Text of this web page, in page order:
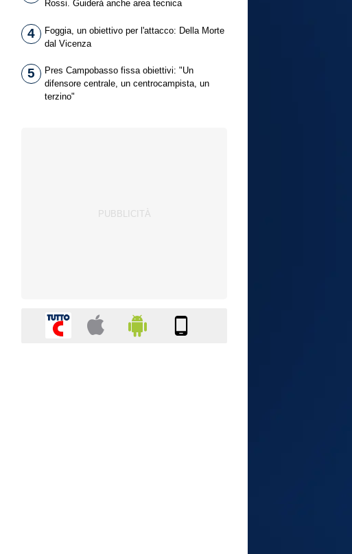
Rossi. Guiderà anche area tecnica
4
Foggia, un obiettivo per l'attacco: Della Morte
dal Vicenza
5
Pres Campobasso fissa obiettivi: "Un
difensore centrale, un centrocampista, un
terzino"